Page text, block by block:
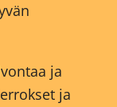
ja
ja